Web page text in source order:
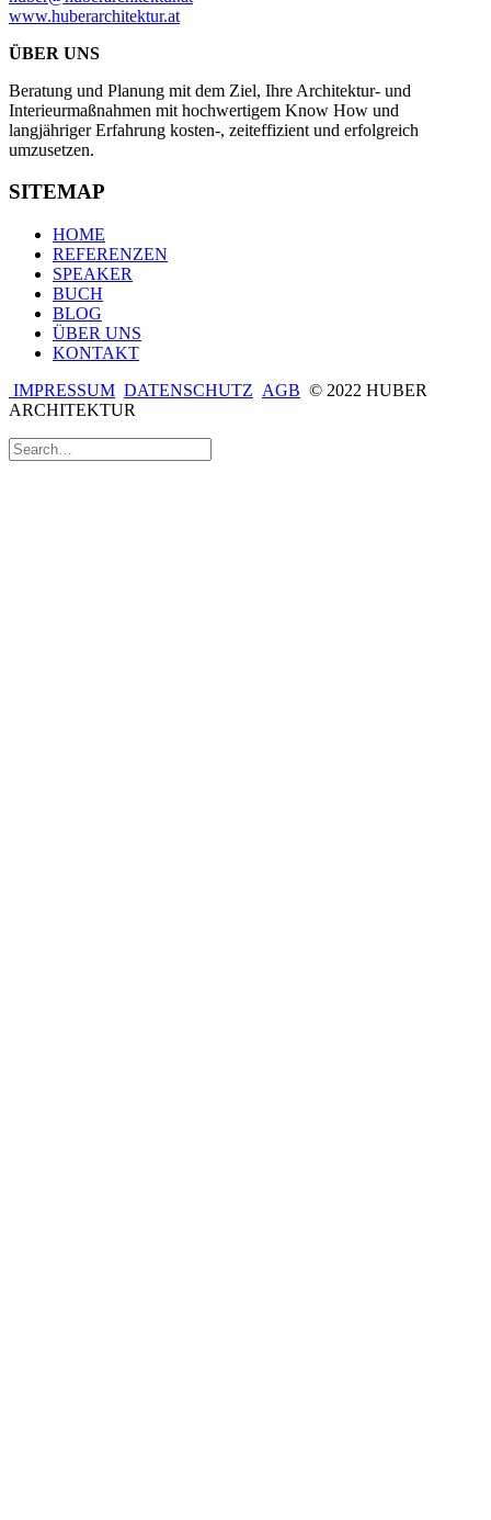
www.huberarchitektur.at
ÜBER UNS
Beratung und Planung mit dem Ziel, Ihre Architektur- und
Interieurmaßnahmen mit hochwertigem Know How und
langjähriger Erfahrung kosten-, zeiteffizient und erfolgreich
umzusetzen.
SITEMAP
HOME
REFERENZEN
SPEAKER
BUCH
BLOG
ÜBER UNS
KONTAKT
IMPRESSUM DATENSCHUTZ AGB © 2022 HUBER
ARCHITEKTUR